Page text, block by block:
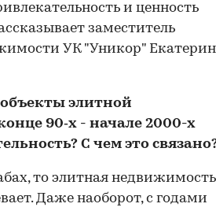
и ценность
заместитель
УК "Уникор"
элитной
90‑х - начале 2000-х
С чем это
то элитная недвижимость
Даже наоборот, с годами